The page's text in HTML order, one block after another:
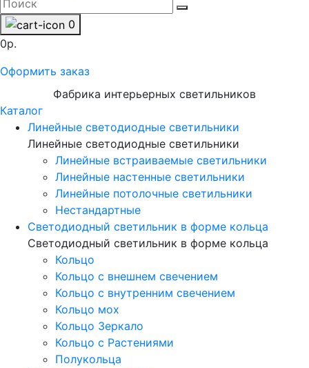
0
0р.
Оформить заказ
Фабрика интерьерных светильников
Каталог
Линейные светодиодные светильники
Линейные светодиодные светильники
Линейные встраиваемые светильники
Линейные настенные светильники
Линейные потолочные светильники
Нестандартные
Светодиодный светильник в форме кольца
Светодиодный светильник в форме кольца
Кольцо
Кольцо с внешнем свечением
Кольцо с внутренним свечением
Кольцо мох
Кольцо Зеркало
Кольцо с Растениями
Полукольца